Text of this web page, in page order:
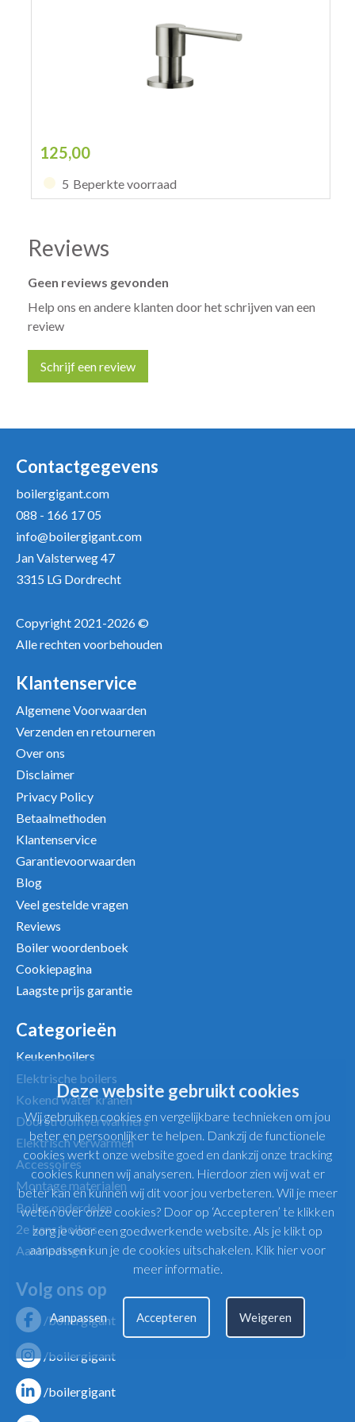
125,00
5 Beperkte voorraad
Reviews
Geen reviews gevonden
Help ons en andere klanten door het schrijven van een
review
Schrijf een review
Uw naam *
Uw recensie *
Uw beoordeling
Contactgegevens
boilergigant.com
088 - 166 17 05
info@boilergigant.com
Jan Valsterweg 47
3315 LG Dordrecht
Copyright 2021-2026 ©
Alle rechten voorbehouden
Klantenservice
Algemene Voorwaarden
Verzenden en retourneren
Over ons
Disclaimer
Privacy Policy
Betaalmethoden
Klantenservice
Garantievoorwaarden
Blog
Veel gestelde vragen
Reviews
Boiler woordenboek
Cookiepagina
Laagste prijs garantie
Categorieën
Keukenboilers
Elektrische boilers
Kokend water kranen
Doorstroomverwarmers
Elektrisch verwarmen
Accessoires
Montage materialen
Boiler onderdelen
2e kans boilers
Aanbiedingen
Volg ons op
/boilergigant
/boilergigant
/boilergigant
Deze website gebruikt cookies
Wij gebruiken cookies en vergelijkbare technieken om jou
beter en persoonlijker te helpen. Dankzij de functionele
cookies werkt onze website goed en dankzij onze tracking
cookies kunnen wij analyseren. Hierdoor zien wij wat er
beter kan en kunnen wij dit voor jou verbeteren. Wil je meer
weten over onze cookies? Door op ‘Accepteren’ te klikken
zorg je voor een goedwerkende website. Als je klikt op
aanpassen kun je de cookies uitschakelen. Klik hier voor
meer informatie.
Aanpassen Accepteren Weigeren